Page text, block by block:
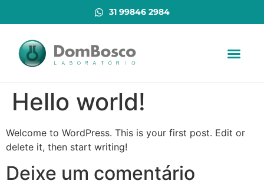
31 99846 2984
Hello world!
Welcome to WordPress. This is your first post. Edit or
delete it, then start writing!
Deixe um comentário